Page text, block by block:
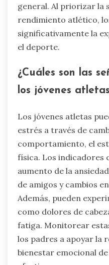
general. Al priorizar la
rendimiento atlético,
significativamente la
el deporte.
¿Cuáles son las
los jóvenes
Los jóvenes atletas
estrés a través de
comportamiento, el
física. Los indicadores
aumento de la
de amigos y cambios
Además, pueden
como dolores de
fatiga. Monitorear
los padres a apoyar la
bienestar emocional